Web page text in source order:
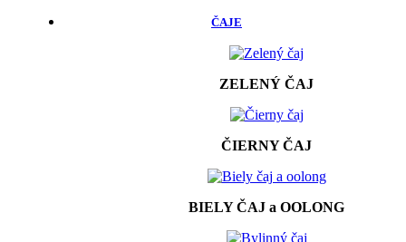
ČAJE
ZELENÝ ČAJ
ČIERNY ČAJ
BIELY ČAJ a OOLONG